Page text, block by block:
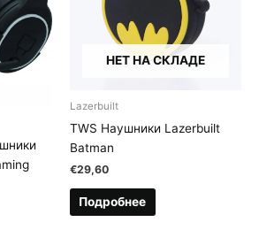
НЕТ НА СКЛАДЕ
Lazerbuilt
TWS Наушники Lazerbuilt
Batman
€29,60
Подробнее